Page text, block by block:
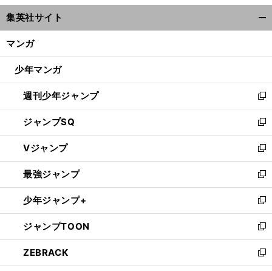
【
サ
】
、
俺
」
ウ
ィ
ン
ウ
開
く
集英社サイト
マンガ
少年マンガ
週刊少年ジャンプ
新
し
い
ウ
ィ
ン
ド
ウ
で
開
く
ジャンプSQ
新
し
い
ウ
ィ
ン
ド
ウ
で
開
く
Vジャンプ
新
し
い
ウ
ィ
ン
ド
ウ
で
開
最強ジャンプ
新
し
い
ウ
ィ
ン
ド
ウ
少年ジャンプ+
新
し
い
ウ
ィ
ン
ジャンプTOON
新
し
い
ウ
ZEBRACK
新
し